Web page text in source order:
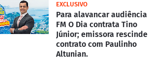
EXCLUSIVO
Para alavancar audiência
FM O Dia contrata Tino
Júnior; emissora rescinde
contrato com Paulinho
Altunian.